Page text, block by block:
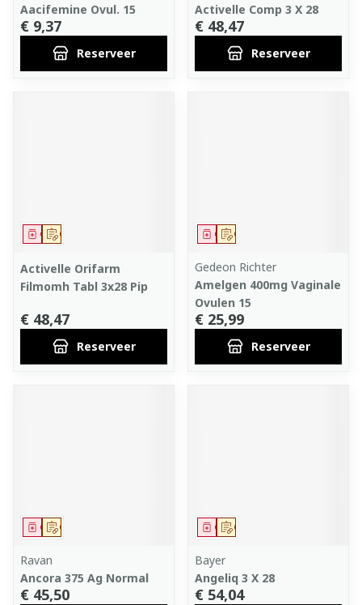
Aacifemine Ovul. 15
€ 9,37
Reserveer
Activelle Comp 3 X 28
€ 48,47
Reserveer
Op voorschrift
Geneesmiddel
Activelle Orifarm
Filmomh Tabl 3x28 Pip
€ 48,47
Reserveer
Op voorschrift
Geneesmiddel
Gedeon Richter
Amelgen 400mg Vaginale
Ovulen 15
€ 25,99
Reserveer
Op voorschrift
Geneesmiddel
Ravan
Ancora 375 Ag Normal
€ 45,50
Op voorschrift
Geneesmiddel
Bayer
Angeliq 3 X 28
€ 54,04